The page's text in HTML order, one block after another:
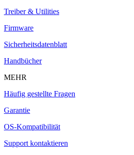
Treiber & Utilities
Firmware
Sicherheitsdatenblatt
Handbücher
MEHR
Häufig gestellte Fragen
Garantie
OS-Kompatibilität
Support kontaktieren